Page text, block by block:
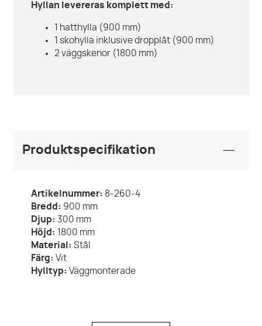
Hyllan levereras komplett med:
1 hatthylla (900 mm)
1 skohylla inklusive dropplåt (900 mm)
2 väggskenor (1800 mm)
Produktspecifikation
Artikelnummer: 8-260-4
Bredd: 900 mm
Djup: 300 mm
Höjd: 1800 mm
Material: Stål
Färg: Vit
Hylltyp: Väggmonterade